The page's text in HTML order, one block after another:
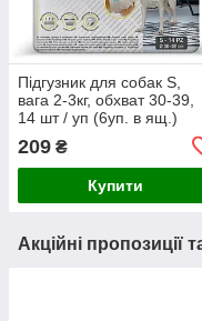
Підгузник для собак S,
вага 2-3кг, обхват 30-39,
14 шт / уп (6уп. в ящ.)
ящ)
209 ₴
Купити
Акційні пропозиції